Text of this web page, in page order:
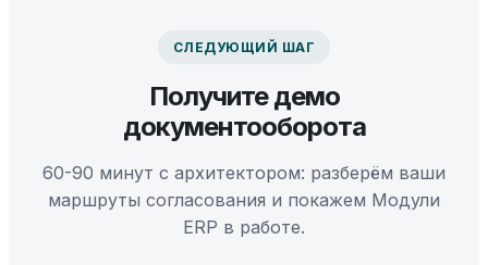
СЛЕДУЮЩИЙ ШАГ
Получите демо
документооборота
60-90 минут с архитектором: разберём ваши
маршруты согласования и покажем Модули
ERP в работе.